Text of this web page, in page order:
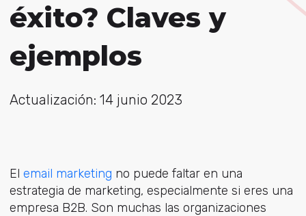
éxito? Claves y
ejemplos
Actualización: 14 junio 2023
El email marketing no puede faltar en una
estrategia de marketing, especialmente si eres una
empresa B2B. Son muchas las organizaciones